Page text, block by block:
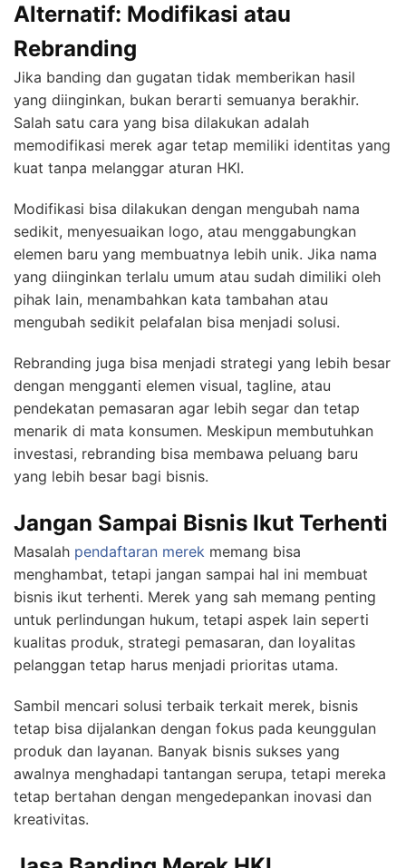
Alternatif: Modifikasi atau
Rebranding
Jika banding dan gugatan tidak memberikan hasil
yang diinginkan, bukan berarti semuanya berakhir.
Salah satu cara yang bisa dilakukan adalah
memodifikasi merek agar tetap memiliki identitas yang
kuat tanpa melanggar aturan HKI.
Modifikasi bisa dilakukan dengan mengubah nama
sedikit, menyesuaikan logo, atau menggabungkan
elemen baru yang membuatnya lebih unik. Jika nama
yang diinginkan terlalu umum atau sudah dimiliki oleh
pihak lain, menambahkan kata tambahan atau
mengubah sedikit pelafalan bisa menjadi solusi.
Rebranding juga bisa menjadi strategi yang lebih besar
dengan mengganti elemen visual, tagline, atau
pendekatan pemasaran agar lebih segar dan tetap
menarik di mata konsumen. Meskipun membutuhkan
investasi, rebranding bisa membawa peluang baru
yang lebih besar bagi bisnis.
Jangan Sampai Bisnis Ikut Terhenti
Masalah pendaftaran merek memang bisa
menghambat, tetapi jangan sampai hal ini membuat
bisnis ikut terhenti. Merek yang sah memang penting
untuk perlindungan hukum, tetapi aspek lain seperti
kualitas produk, strategi pemasaran, dan loyalitas
pelanggan tetap harus menjadi prioritas utama.
Sambil mencari solusi terbaik terkait merek, bisnis
tetap bisa dijalankan dengan fokus pada keunggulan
produk dan layanan. Banyak bisnis sukses yang
awalnya menghadapi tantangan serupa, tetapi mereka
tetap bertahan dengan mengedepankan inovasi dan
kreativitas.